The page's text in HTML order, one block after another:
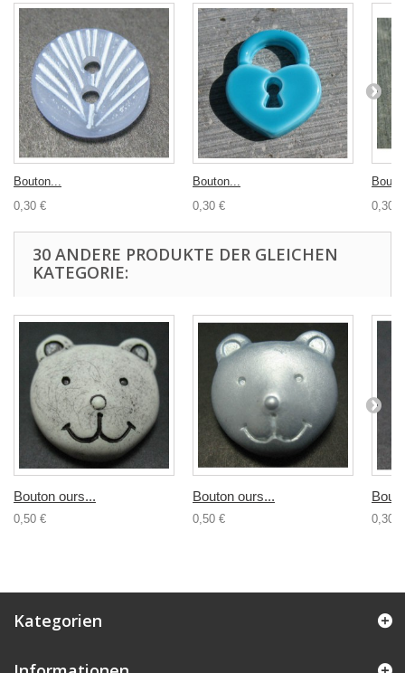
Bouton...
0,30 €
Bouton...
0,30 €
0,30 €
30 ANDERE PRODUKTE DER GLEICHEN
KATEGORIE:
Bouton ours...
0,50 €
Bouton ours...
0,50 € 0,30 €
Kategorien